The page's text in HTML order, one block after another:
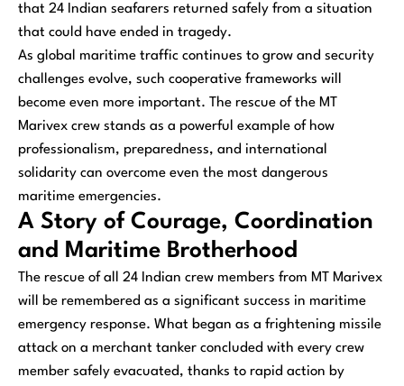
that 24 Indian seafarers returned safely from a situation
that could have ended in tragedy.
As global maritime traffic continues to grow and security
challenges evolve, such cooperative frameworks will
become even more important. The rescue of the MT
Marivex crew stands as a powerful example of how
professionalism, preparedness, and international
solidarity can overcome even the most dangerous
maritime emergencies.
A Story of Courage, Coordination
and Maritime Brotherhood
The rescue of all 24 Indian crew members from MT Marivex
will be remembered as a significant success in maritime
emergency response. What began as a frightening missile
attack on a merchant tanker concluded with every crew
member safely evacuated, thanks to rapid action by